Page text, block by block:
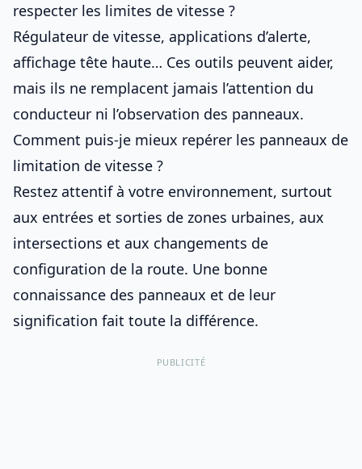
respecter les limites de vitesse ?
Régulateur de vitesse, applications d’alerte,
affichage tête haute… Ces outils peuvent aider,
mais ils ne remplacent jamais l’attention du
conducteur ni l’observation des panneaux.
Comment puis-je mieux repérer les panneaux de
limitation de vitesse ?
Restez attentif à votre environnement, surtout
aux entrées et sorties de zones urbaines, aux
intersections et aux changements de
configuration de la route. Une bonne
connaissance des panneaux et de leur
signification fait toute la différence.
PUBLICITÉ